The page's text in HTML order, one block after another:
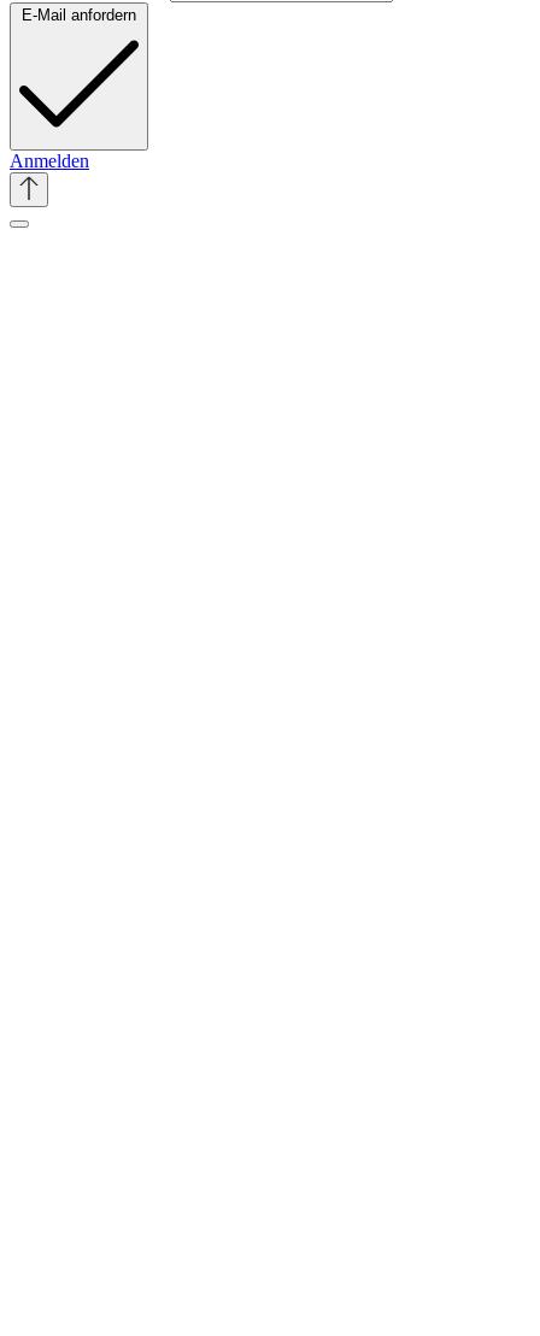
E-Mail anfordern
Anmelden